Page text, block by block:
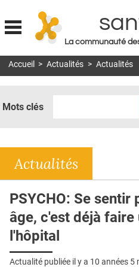
Jump to
La communauté
MON COMPTE
DOSSIERS
RÉSEAUX
E-REVUE SAD
THÉMA
L'APP
Accueil > Actualités > Actualités
Mots clés
Actualités
PSYCHO: Se sentir
âge, c'est déjà faire
l'hôpital
Actualité publiée il y a 10 années 5